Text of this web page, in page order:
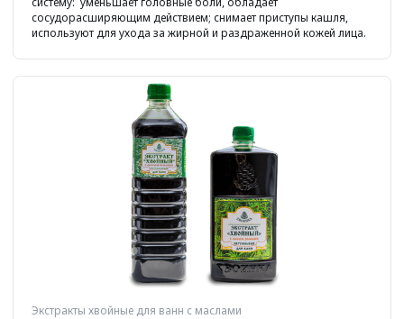
сосудорасширяющим действием; снимает приступы кашля,
используют для ухода за жирной и раздраженной кожей лица.
Экстракты хвойные для ванн с маслами